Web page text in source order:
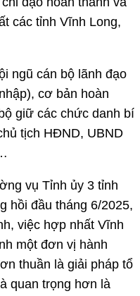
các tỉnh Vĩnh Long,
ngũ cán bộ lãnh đạo
cơ bản hoàn
giữ các chức danh bí
tịch HĐND, UBND
vụ Tỉnh ủy 3 tỉnh
hồi đầu tháng 6/2025,
việc hợp nhất Vĩnh
một đơn vị hành
thuần là giải pháp tổ
quan trọng hơn là